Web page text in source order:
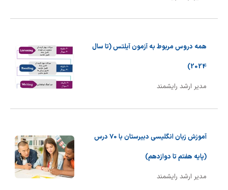
همه دروس مربوط به آزمون آیلتس (تا سال
2024)
مدیر ارشد رایشمند
آموزش زبان انگلیسی دبیرستان با 70 درس
(پایه هفتم تا دوازدهم)
مدیر ارشد رایشمند